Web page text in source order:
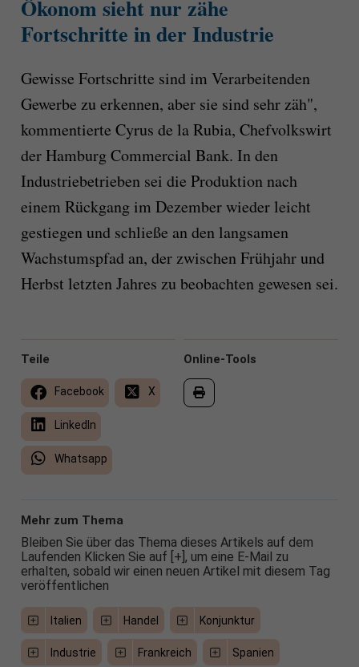
Ökonom sieht nur zähe
Fortschritte in der Industrie
Gewisse Fortschritte sind im Verarbeitenden
Gewerbe zu erkennen, aber sie sind sehr zäh",
kommentierte Cyrus de la Rubia, Chefvolkswirt
der Hamburg Commercial Bank. In den
Industriebetrieben sei die Produktion nach
einem Rückgang im Dezember wieder leicht
gestiegen und schließe an den langsamen
Wachstumspfad an, der zwischen Frühjahr und
Herbst letzten Jahres zu beobachten gewesen sei.
Online-Tools
Teile
Facebook X
LinkedIn
Whatsapp
Mehr zum Thema
Bleiben Sie über das Thema dieses Artikels auf dem
Laufenden Klicken Sie auf [+], um eine E-Mail zu
erhalten, sobald wir einen neuen Artikel mit diesem Tag
veröffentlichen
Italien Handel Konjunktur
Industrie Frankreich Spanien